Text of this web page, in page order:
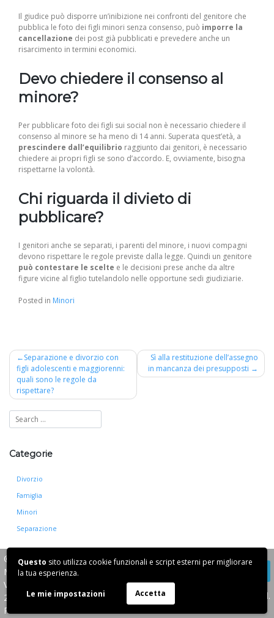
Questo sito utilizza cookie funzionali e script esterni per migliorare
la tua esperienza.
Le mie impostazioni
Accetta
Il giudice può disporre un’inibizione nei confronti del genitore che
pubblica le foto dei figli minori senza consenso, può imporre la
cancellazione dei post già pubblicati e prevedere anche un
risarcimento in termini economici.
Devo chiedere il consenso al
minore?
Per pubblicare foto dei figli sui social non è necessario chiedere il
consenso al minore se ha meno di 14 anni. Superata quest’età, a
prescindere dall’equilibrio raggiunto dai genitori, è necessario
chiedere ai propri figli se sono d’accordo. E, ovviamente, bisogna
rispettarne la volontà.
Chi riguarda il divieto di
pubblicare?
I genitori anche se separati, i parenti del minore, i nuovi compagni
devono rispettare le regole previste dalla legge. Quindi un genitore
può contestare le scelte e le decisioni prese anche da altre
figure vicine al figlio tutelandolo nelle opportune sedi giudiziarie.
Posted in Minori
Navigazione
articoli
Separazione e divorzio con
figli adolescenti e maggiorenni:
quali sono le regole da
rispettare?
Sì alla restituzione dell’assegno
in mancanza dei presupposti
Categorie
Divorzio
Famiglia
Minori
Separazione
© 2026Avvocato Angela
Manzi
Via G. Strigelli 13,
20135, Milano
P.IVA 13294240158
Website by Davvera S.r.l.